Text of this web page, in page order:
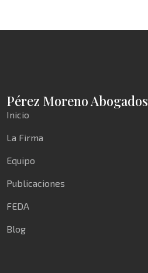
Pérez Moreno Abogados
Inicio
La Firma
Equipo
Publicaciones
FEDA
Blog